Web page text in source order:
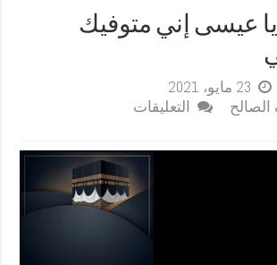
يا عيسى إني متوفيك
23 مايو، 2021
التعليقات
الله
يا
عيسى
إني